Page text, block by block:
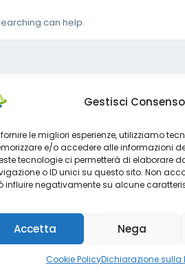
Gestisci
fornire le migliori esperienze, utilizziamo
e/o accedere alle informazioni
tecnologie ci permetterà di elaborare
o ID unici su questo sito. Non
influire negativamente su alcune
Accetta Nega
Cookie PolicyDichiarazione sulla
can help.